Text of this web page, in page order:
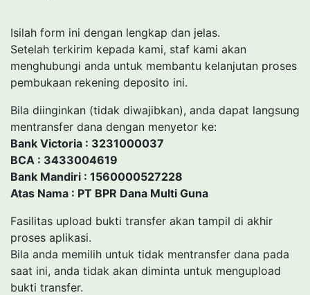
Isilah form ini dengan lengkap dan jelas.
Setelah terkirim kepada kami, staf kami akan
menghubungi anda untuk membantu kelanjutan proses
pembukaan rekening deposito ini.
Bila diinginkan (tidak diwajibkan), anda dapat langsung
mentransfer dana dengan menyetor ke:
Bank Victoria : 3231000037
BCA : 3433004619
Bank Mandiri : 1560000527228
Atas Nama : PT BPR Dana Multi Guna
Fasilitas upload bukti transfer akan tampil di akhir
proses aplikasi.
Bila anda memilih untuk tidak mentransfer dana pada
saat ini, anda tidak akan diminta untuk mengupload
bukti transfer.